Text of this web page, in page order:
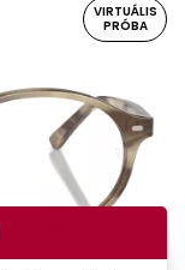
VIRTUÁLIS
PRÓBA